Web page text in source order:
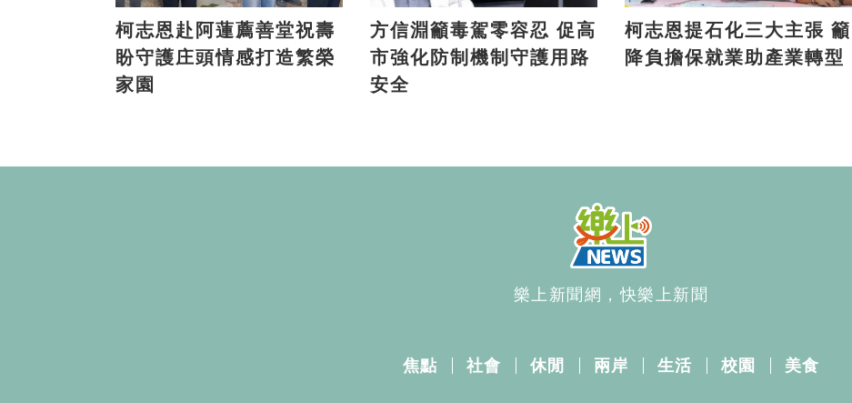
柯志恩赴阿蓮薦善堂祝壽
盼守護庄頭情感打造繁榮
家園
方信淵籲毒駕零容忍 促高
市強化防制機制守護用路
安全
柯志恩提石化三大主張 籲
降負擔保就業助產業轉型
樂上新聞網，快樂上新聞
焦點 社會 休閒 兩岸 生活 校園 美食